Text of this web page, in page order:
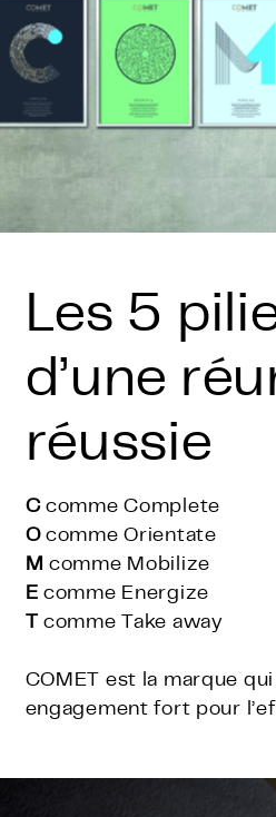
Les 5
d’une
réussie
Ccomme Complete
Ocomme Orientate
M comme Mobilize
E comme Energize
comme Take away
COMET est la marque
engagement fort pour